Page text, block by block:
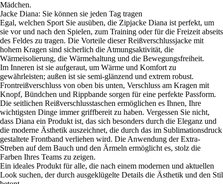
Mädchen.
Jacke Diana: Sie können sie jeden Tag tragen
Egal, welchen Sport Sie ausüben, die Zipjacke Diana ist perfekt, um
sie vor und nach den Spielen, zum Training oder für die Freizeit abseits
des Feldes zu tragen. Die Vorteile dieser Reißverschlussjacke mit
hohem Kragen sind sicherlich die Atmungsaktivität, die
Wärmeisolierung, die Wärmehaltung und die Bewegungsfreiheit.
Im Inneren ist sie aufgeraut, um Wärme und Komfort zu
gewährleisten; außen ist sie semi-glänzend und extrem robust.
Frontreißverschluss von oben bis unten, Verschluss am Kragen mit
Knopf, Bündchen und Rippbande sorgen für eine perfekte Passform.
Die seitlichen Reißverschlusstaschen ermöglichen es Ihnen, Ihre
wichtigsten Dinge immer griffbereit zu haben. Vergessen Sie nicht,
dass Diana ein Produkt ist, das sich besonders durch die Eleganz und
die moderne Ästhetik auszeichnet, die durch das im Sublimationsdruck
gestaltete Frontband verliehen wird. Die Anwendung der Extra-
Streben auf dem Bauch und den Ärmeln ermöglicht es, stolz die
Farben Ihres Teams zu zeigen.
Ein ideales Produkt für alle, die nach einem modernen und aktuellen
Look suchen, der durch ausgeklügelte Details die Ästhetik und den Stil